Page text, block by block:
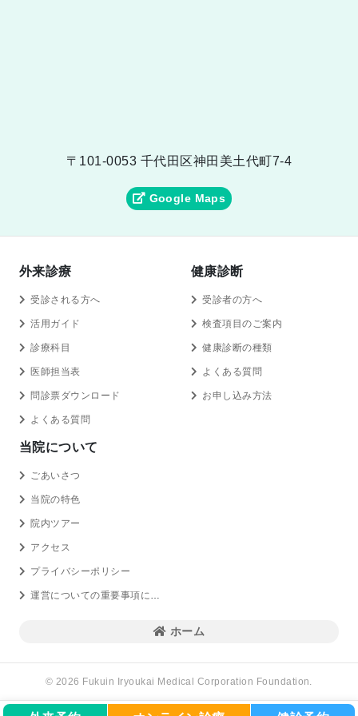
〒101-0053 千代田区神田美土代町7-4
Google Maps
外来診療
受診される方へ
活用ガイド
診療科目
医師担当表
問診票ダウンロード
よくある質問
健康診断
受診者の方へ
検査項目のご案内
健康診断の種類
よくある質問
お申し込み方法
当院について
ごあいさつ
当院の特色
院内ツアー
アクセス
プライバシーポリシー
運営についての重要事項に関する規程の概要
ホーム
© 2026 Fukuin Iryoukai Medical Corporation Foundation.